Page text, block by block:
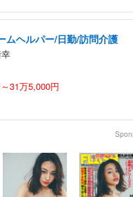
ムヘルパー/日勤/訪問介護
31万5,000円